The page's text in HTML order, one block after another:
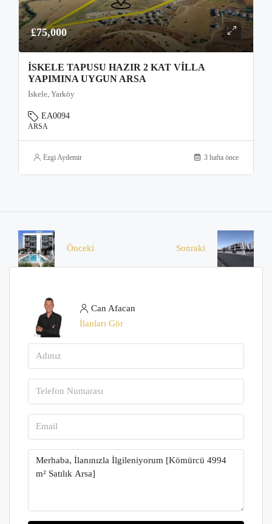
£75,000
İSKELE TAPUSU HAZIR 2 KAT VILLA
YAPIMINA UYGUN ARSA
İskele, Yarköy
EA0094
ARSA
Ezgi Aydemir 3 hafta önce
Önceki Sonraki
Can Afacan
İlanları Gör